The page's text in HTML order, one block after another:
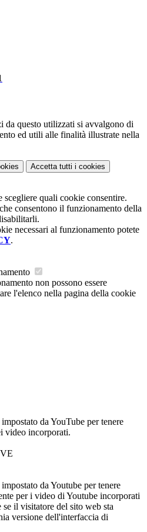
da questo utilizzati si avvalgono di
ed utili alle finalità illustrate nella
Accetta tutti i cookies
scegliere quali cookie consentire.
consentono il funzionamento della
necessari al funzionamento potete
.
non possono essere
l'elenco nella pagina della cookie
da YouTube per tenere
video incorporati.
da Youtube per tenere
per i video di Youtube incorporati
il visitatore del sito web sta
versione dell'interfaccia di